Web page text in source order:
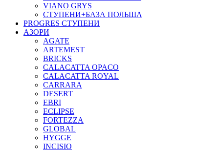
VIANO GRYS
СТУПЕНИ+БАЗА ПОЛЬША
PROGRES СТУПЕНИ
АЗОРИ
AGATE
ARTEMEST
BRICKS
CALACATTA OPACO
CALACATTA ROYAL
CARRARA
DESERT
EBRI
ECLIPSE
FORTEZZA
GLOBAL
HYGGE
INCISIO